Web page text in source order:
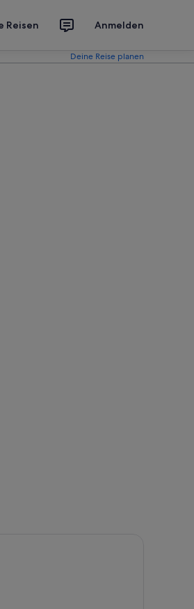
Reisen Anmelden
Deine Reise planen